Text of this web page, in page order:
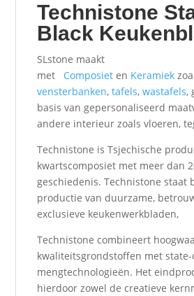
Technistone
Black
SLstone maakt
met Composiet en Keramiek
vensterbanken,tafels,wastafels,
basis van gepersonaliseerd
andere interieur zoals vloeren,
Technistone is Tsjechische
kwartscomposiet met meer dan
geschiedenis. Technistone staat
productie van duurzame,
exclusieve keukenwerkbladen,
Technistone combineert
kwaliteitsgrondstoffen met
mengtechnologieën. Het
hierdoor zowel de creatieve